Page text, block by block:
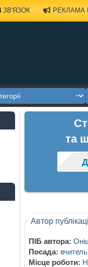
ЗВ'ЯЗОК РЕКЛАМА
та
Автор
ПІБ автора:
Посада:
Місце роботи: